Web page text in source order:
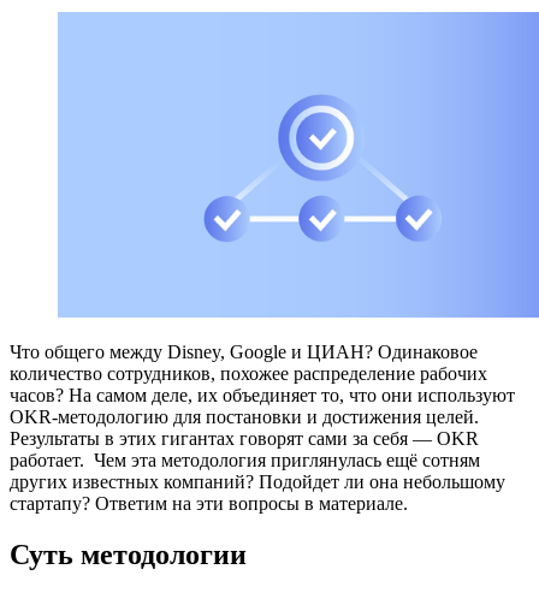
Что общего между Disney, Google и ЦИАН? Одинаковое
количество сотрудников, похожее распределение рабочих
часов? На самом деле, их объединяет то, что они используют
OKR-методологию для постановки и достижения целей.
Результаты в этих гигантах говорят сами за себя — OKR
работает. Чем эта методология приглянулась ещё сотням
других известных компаний? Подойдет ли она небольшому
стартапу? Ответим на эти вопросы в материале.
Суть методологии